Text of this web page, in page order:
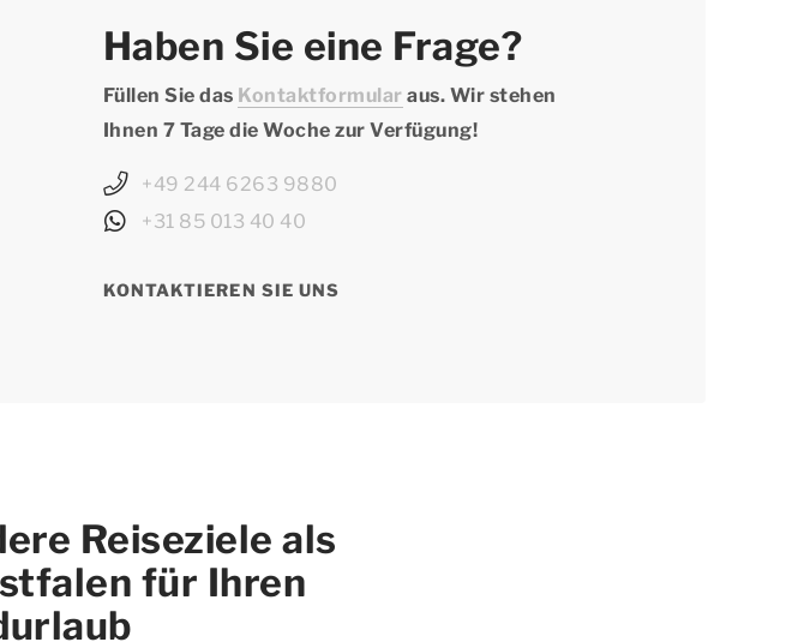
Haben Sie eine Frage?
Füllen Sie das Kontaktformular aus. Wir stehen
Ihnen 7 Tage die Woche zur Verfügung!
+49 244 6263 9880
+31 85 013 40 40
KONTAKTIEREN SIE UNS
Reiseziele als
für Ihren